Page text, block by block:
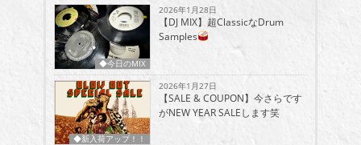
◆今日のMIX
2026年1月28日
【DJ MIX】超ClassicなDrum
Samples
◆新入荷アップ！！
2026年1月27日
【SALE & COUPON】今さらです
がNEW YEAR SALEします笑